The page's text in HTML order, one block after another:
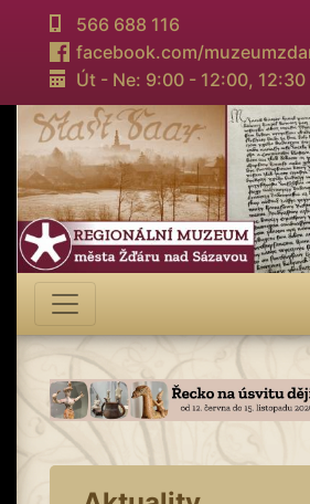
566 688 116
facebook.com/
Út - Ne: 9:00 - 12:00, 12:30